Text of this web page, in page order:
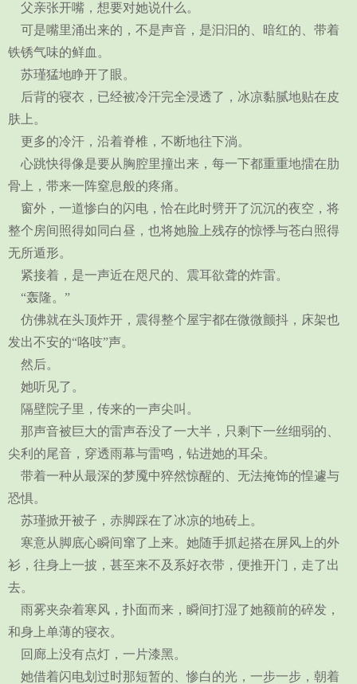
父亲张开嘴，想要对她说什么。
可是嘴里涌出来的，不是声音，是汩汩的、暗红的、带着
铁锈气味的鲜血。
苏瑾猛地睁开了眼。
后背的寝衣，已经被冷汗完全浸透了，冰凉黏腻地贴在皮
肤上。
更多的冷汗，沿着脊椎，不断地往下淌。
心跳快得像是要从胸腔里撞出来，每一下都重重地擂在肋
骨上，带来一阵窒息般的疼痛。
窗外，一道惨白的闪电，恰在此时劈开了沉沉的夜空，将
整个房间照得如同白昼，也将她脸上残存的惊悸与苍白照得
无所遁形。
紧接着，是一声近在咫尺的、震耳欲聋的炸雷。
“轰隆。”
仿佛就在头顶炸开，震得整个屋宇都在微微颤抖，床架也
发出不安的“咯吱”声。
然后。
她听见了。
隔壁院子里，传来的一声尖叫。
那声音被巨大的雷声吞没了一大半，只剩下一丝细弱的、
尖利的尾音，穿透雨幕与雷鸣，钻进她的耳朵。
带着一种从最深的梦魇中猝然惊醒的、无法掩饰的惶遽与
恐惧。
苏瑾掀开被子，赤脚踩在了冰凉的地砖上。
寒意从脚底心瞬间窜了上来。她随手抓起搭在屏风上的外
衫，往身上一披，甚至来不及系好衣带，便推开门，走了出
去。
雨雾夹杂着寒风，扑面而来，瞬间打湿了她额前的碎发，
和身上单薄的寝衣。
回廊上没有点灯，一片漆黑。
她借着闪电划过时那短暂的、惨白的光，一步一步，朝着